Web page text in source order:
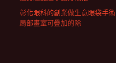
彰化眼科的創業做生意眼袋手術
局部畫室可疊加的除